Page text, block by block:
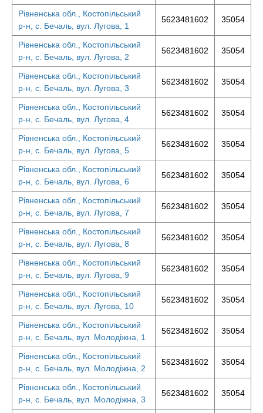
Рівненська обл., Костопільський
р-н, с. Бечаль, вул. Лугова, 1
5623481602 35054
Рівненська обл., Костопільський
р-н, с. Бечаль, вул. Лугова, 2
5623481602 35054
Рівненська обл., Костопільський
р-н, с. Бечаль, вул. Лугова, 3
5623481602 35054
Рівненська обл., Костопільський
р-н, с. Бечаль, вул. Лугова, 4
5623481602 35054
Рівненська обл., Костопільський
р-н, с. Бечаль, вул. Лугова, 5
5623481602 35054
Рівненська обл., Костопільський
р-н, с. Бечаль, вул. Лугова, 6
5623481602 35054
Рівненська обл., Костопільський
р-н, с. Бечаль, вул. Лугова, 7
5623481602 35054
Рівненська обл., Костопільський
р-н, с. Бечаль, вул. Лугова, 8
5623481602 35054
Рівненська обл., Костопільський
р-н, с. Бечаль, вул. Лугова, 9
5623481602 35054
Рівненська обл., Костопільський
р-н, с. Бечаль, вул. Лугова, 10
5623481602 35054
Рівненська обл., Костопільський
р-н, с. Бечаль, вул. Молодіжна, 1
5623481602 35054
Рівненська обл., Костопільський
р-н, с. Бечаль, вул. Молодіжна, 2
5623481602 35054
Рівненська обл., Костопільський
р-н, с. Бечаль, вул. Молодіжна, 3
5623481602 35054